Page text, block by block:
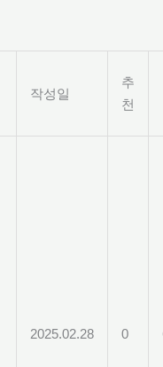
작성일
추
천
2025.02.28 0